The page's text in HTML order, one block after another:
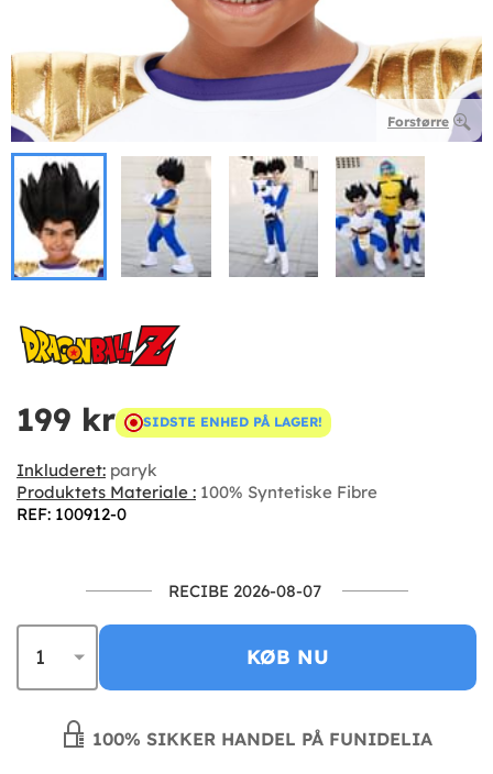
Forstørre
199 kr SIDSTE ENHED PÅ LAGER!
Inkluderet: paryk
Produktets Materiale : 100% Syntetiske Fibre
REF: 100912-0
RECIBE 2026-08-07
KØB NU
100% SIKKER HANDEL PÅ FUNIDELIA